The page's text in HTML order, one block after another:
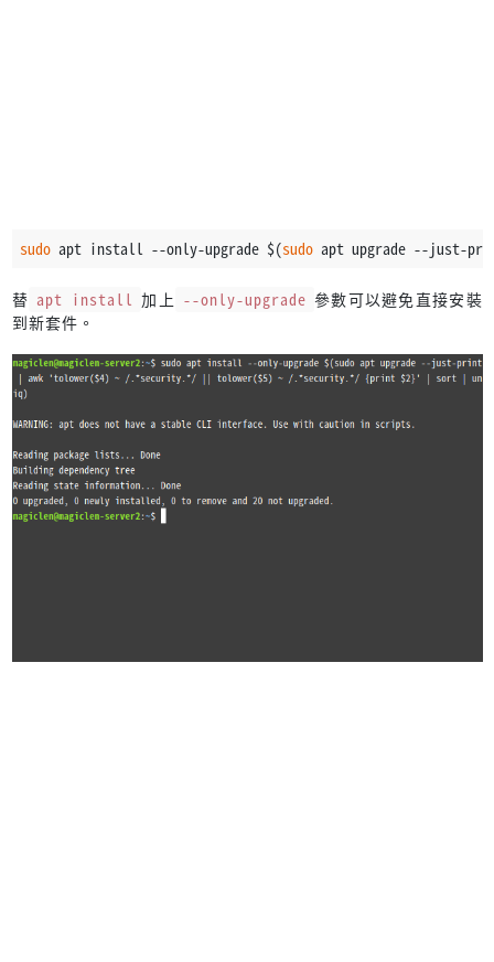
sudo apt install --only-upgrade $(sudo apt upgrade --just-
替 apt install 加上 --only-upgrade 參數可以避免直接安裝
到新套件。